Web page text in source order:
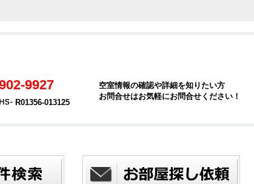
9927
R01356-013125
空室情報の確認や詳細を知りたい方
お問合せはお気軽にお問合せください！